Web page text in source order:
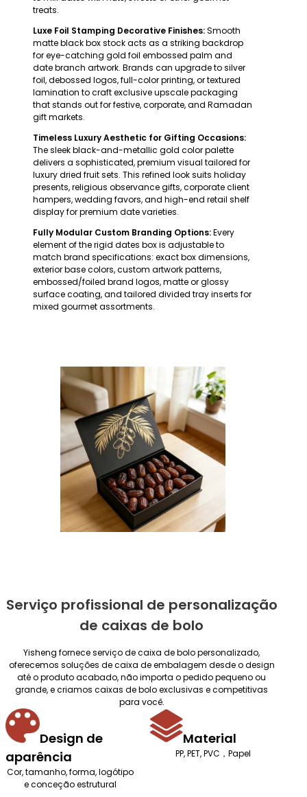
treats.
Luxe Foil Stamping Decorative Finishes:Smooth
matte black box stock acts as a striking backdrop
for eye-catching gold foil embossed palm and
date branch artwork. Brands can upgrade to silver
foil, debossed logos, full-color printing, or textured
lamination to craft exclusive upscale packaging
that stands out for festive, corporate, and Ramadan
gift markets.
Timeless Luxury Aesthetic for Gifting Occasions:
The sleek black-and-metallic gold color palette
delivers a sophisticated, premium visual tailored for
luxury dried fruit sets. This refined look suits holiday
presents, religious observance gifts, corporate client
hampers, wedding favors, and high-end retail shelf
display for premium date varieties.
Fully Modular Custom Branding Options:Every
element of the rigid dates box is adjustable to
match brand specifications: exact box dimensions,
exterior base colors, custom artwork patterns,
embossed/foiled brand logos, matte or glossy
surface coating, and tailored divided tray inserts for
mixed gourmet assortments.
Serviço profissional de personalização
de caixas de bolo
Yisheng fornece serviço de caixa de bolo personalizado,
oferecemos soluções de caixa de embalagem desde o design
até o produto acabado, não importa o pedido pequeno ou
grande, e criamos caixas de bolo exclusivas e competitivas
para você.
Design de
aparência
Cor, tamanho, forma, logótipo
e conceção estrutural
Material
PP, PET, PVC，Papel